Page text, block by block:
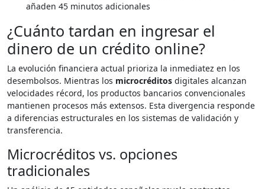
añaden 45 minutos adicionales
¿Cuánto tardan en ingresar el
dinero de un crédito online?
La evolución financiera actual prioriza la inmediatez en los
desembolsos. Mientras los microcréditos digitales alcanzan
velocidades récord, los productos bancarios convencionales
mantienen procesos más extensos. Esta divergencia responde
a diferencias estructurales en los sistemas de validación y
transferencia.
Microcréditos vs. opciones
tradicionales